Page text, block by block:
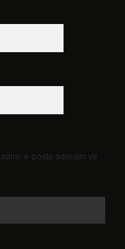
e-posta adresim ve